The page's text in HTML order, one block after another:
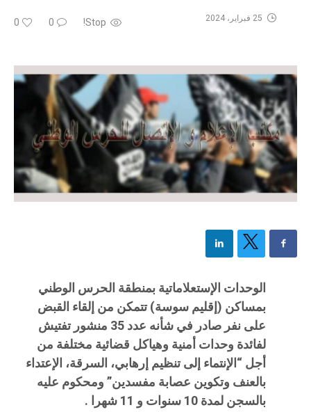
Stop!
0
0 25 فبراير، 2024
الوحدات الإستعلاماتية بمنطقة الحرس الوطني
بمساكن (إقليم سوسة) تتمكن من إلقاء القبض
على نفر صادر في شأنه عدد 35 منشور تفتيش
لفائدة وحدات أمنية وهياكل قضائية مختلفة من
أجل “الإنتماء إلى تنظيم إرهابي، السرقة، الإعتداء
بالعنف وتكوين عصابة مفسدين” ومحكوم عليه
بالسجن لمدة 10 سنوات و 11 شهرا .